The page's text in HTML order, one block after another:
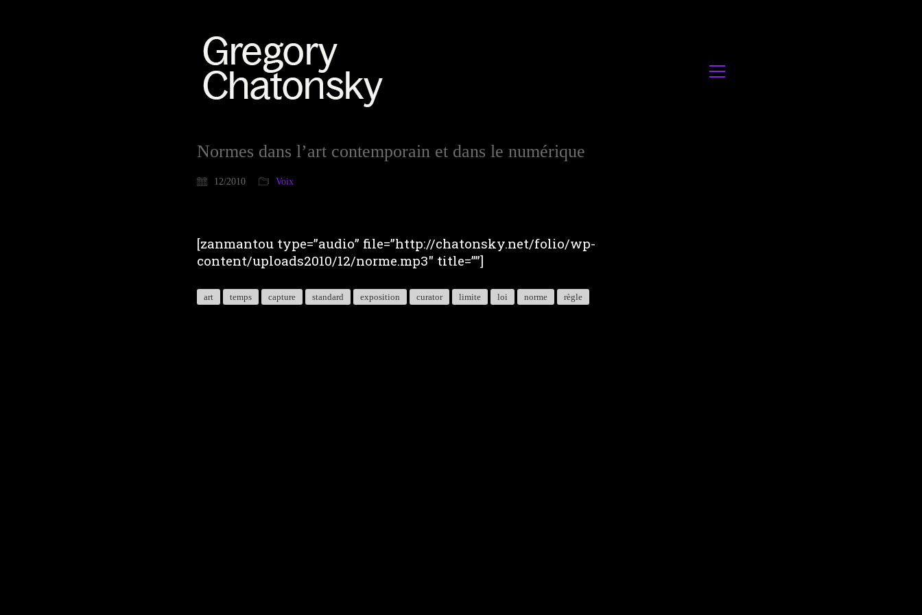
Normes dans l’art contemporain et dans le numérique
12/2010 Voix
[zanmantou type=”audio” file=”http://chatonsky.net/folio/wp-
content/uploads2010/12/norme.mp3″ title=””]
art temps capture standard exposition curator limite loi norme règle